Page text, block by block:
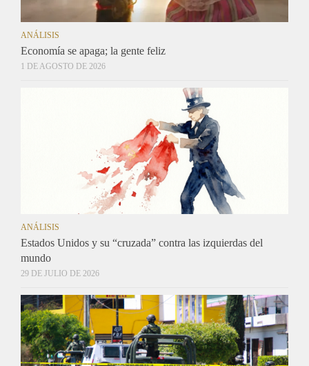
ANÁLISIS
Economía se apaga; la gente feliz
1 DE AGOSTO DE 2026
ANÁLISIS
Estados Unidos y su “cruzada” contra las izquierdas del
mundo
29 DE JULIO DE 2026